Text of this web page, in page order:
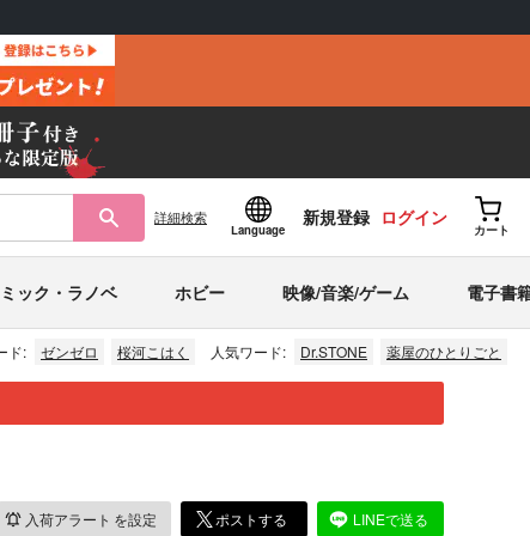
詳細検索
Language
新規登録 ログイン
カート
ック・ラノベ ホビー 映像/音楽/ゲーム 電子書
ド: ゼンゼロ 桜河こはく 人気ワード: Dr.STONE 薬屋のひとりごと
入荷アラート を設定 ポストする LINEで送る